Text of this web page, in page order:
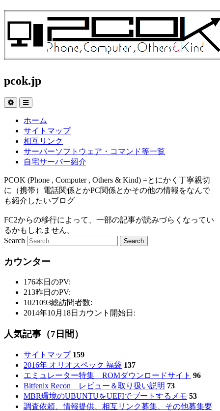
pcok.jp
ホーム
サイトマップ
相互リンク
サーバーソフトウェア・コマンド等一覧
自宅サーバー紹介
PCOK (Phone , Computer , Others & Kind) =とにかく丁寧親切
に（携帯）電話関係とかPC関係とかその他の情報をなんで
も紹介したいブログ
FC2からの移行によって、一部の記事が読みづらくなってい
るかもしれません。
Search
カウンター
176本日のPV:
213昨日のPV:
1021093総訪問者数:
2014年10月18日 カウント開始日:
人気記事（7日間）
サイトマップ 159
2016年 オリオスペック 福袋 137
エミュレーター特集 ROMダウンロードサイト 96
Bitfenix Recon レビュー＆取り扱い説明 73
MBR環境のUBUNTUをUEFIでブートするメモ 53
調査依頼、情報提供、相互リンク募集、その他募集要